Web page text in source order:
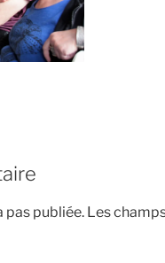
pas publiée. Les